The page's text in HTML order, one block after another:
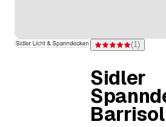
Bewertung 5 von 5
(1)
Sidler
Barrisol